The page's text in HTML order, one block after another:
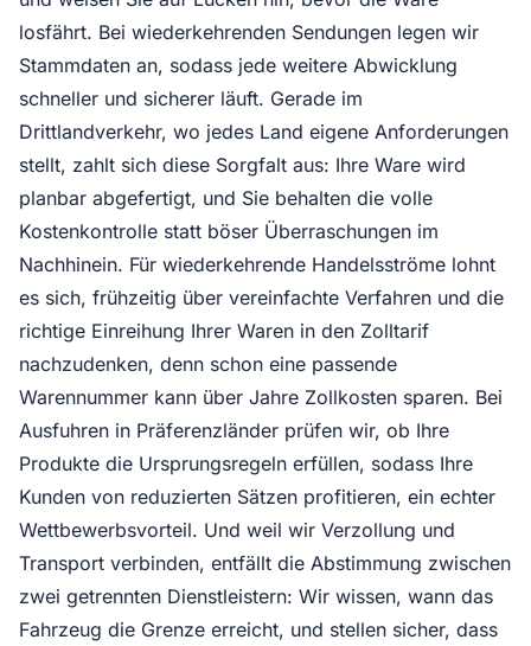
losfährt. Bei wiederkehrenden Sendungen legen wir
Stammdaten an, sodass jede weitere Abwicklung
schneller und sicherer läuft. Gerade im
Drittlandverkehr, wo jedes Land eigene Anforderungen
stellt, zahlt sich diese Sorgfalt aus: Ihre Ware wird
planbar abgefertigt, und Sie behalten die volle
Kostenkontrolle statt böser Überraschungen im
Nachhinein. Für wiederkehrende Handelsströme lohnt
es sich, frühzeitig über vereinfachte Verfahren und die
richtige Einreihung Ihrer Waren in den Zolltarif
nachzudenken, denn schon eine passende
Warennummer kann über Jahre Zollkosten sparen. Bei
Ausfuhren in Präferenzländer prüfen wir, ob Ihre
Produkte die Ursprungsregeln erfüllen, sodass Ihre
Kunden von reduzierten Sätzen profitieren, ein echter
Wettbewerbsvorteil. Und weil wir Verzollung und
Transport verbinden, entfällt die Abstimmung zwischen
zwei getrennten Dienstleistern: Wir wissen, wann das
Fahrzeug die Grenze erreicht, und stellen sicher, dass